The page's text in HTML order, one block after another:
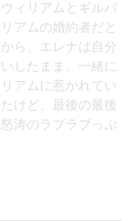
ィリアムとギルバ
アムの婚約者だと
ら、エレナは自分
したまま、一緒に
アムに惹かれてい
けど、最後の最後
涛のラブラブっぷ